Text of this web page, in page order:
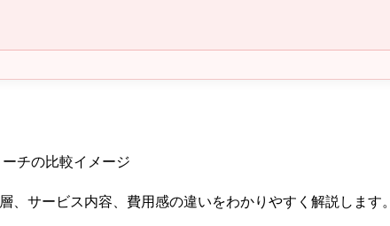
サービス内容、費用感の違いをわかりやすく解説します。